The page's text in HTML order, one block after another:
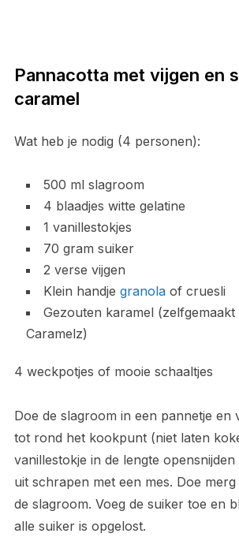
Pannacotta met vijgen en
caramel
Wat heb je nodig (4 personen):
500 ml slagroom
4 blaadjes witte gelatine
1 vanillestokjes
70 gram suiker
2 verse vijgen
Klein handje granolaof cruesli
Gezouten karamel
Caramelz)
4 weckpotjes of mooie schaaltjes
Doe de slagroom in een pannetje en
tot rond het kookpunt (niet laten
vanillestokje in de lengte
uit schrapen met een mes. Doe
de slagroom. Voeg de suiker toe en
alle suiker is opgelost.